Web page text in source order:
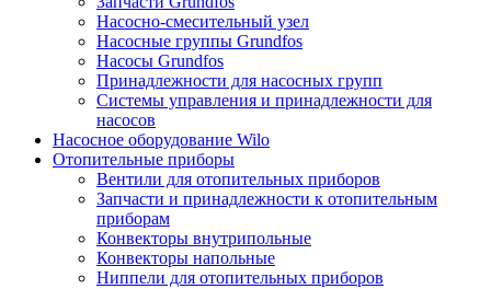
Насосно-смесительный узел
Насосные группы Grundfos
Насосы Grundfos
Принадлежности для насосных групп
Системы управления и принадлежности для
насосов
Насосное оборудование Wilo
Отопительные приборы
Вентили для отопительных приборов
Запчасти и принадлежности к отопительным
приборам
Конвекторы внутрипольные
Конвекторы напольные
Ниппели для отопительных приборов